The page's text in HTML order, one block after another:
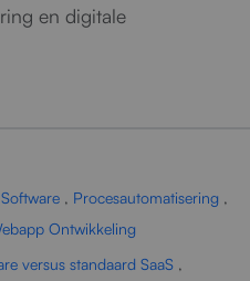
en digitale
, Procesautomatisering ,
Ontwikkeling
versus standaard SaaS ,